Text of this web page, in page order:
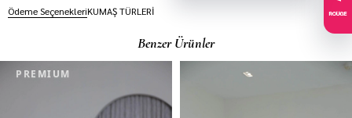
Ödeme SeçenekleriKUMAŞ TÜRLERİ
Benzer Ürünler
PREMIUM